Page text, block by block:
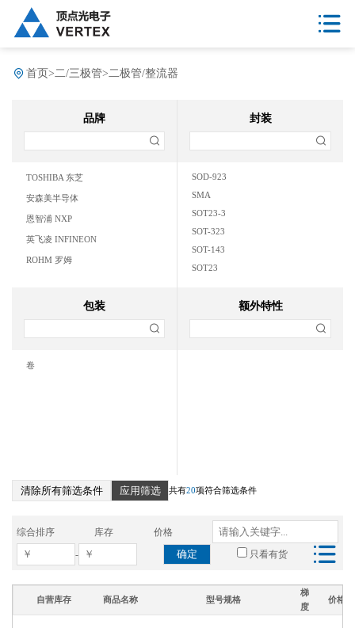
首页 >二/三极管>二极管/整流器
品牌
TOSHIBA 东芝
安森美半导体
恩智浦 NXP
英飞凌 INFINEON
ROHM 罗姆
封装
SOD-923
SMA
SOT23-3
SOT-323
SOT-143
SOT23
LL34
包装
卷
额外特性
清除所有筛选条件 应用筛选 共有20项符合筛选条件
综合排序 库存 价格
- 确定 只看有货
自营库存 商品名称 型号规格
梯
度
价格